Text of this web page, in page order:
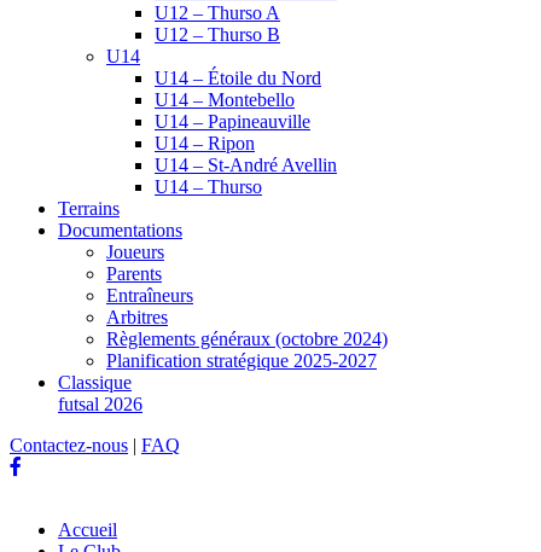
U12 – Thurso A
U12 – Thurso B
U14
U14 – Étoile du Nord
U14 – Montebello
U14 – Papineauville
U14 – Ripon
U14 – St-André Avellin
U14 – Thurso
Terrains
Documentations
Joueurs
Parents
Entraîneurs
Arbitres
Règlements généraux (octobre 2024)
Planification stratégique 2025-2027
Classique
futsal 2026
Contactez-nous | FAQ
Accueil